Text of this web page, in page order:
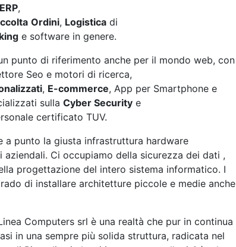
ERP,
Ordini, Logistica di
e software in genere.
punto di riferimento anche per il mondo web, con
Seo e motori di ricerca,
, E-commerce, App per Smartphone e
sullaCyber Security e
certificato TUV.
a punto la giusta infrastruttura hardware
Ci occupiamo della sicurezza dei dati ,
progettazione del intero sistema informatico. I
di installare architetture piccole e medie anche
Computers srl è una realtà che pur in continua
in una sempre più solida struttura, radicata nel